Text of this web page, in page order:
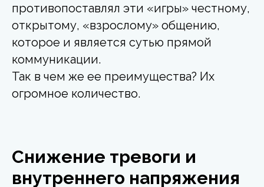
противопоставлял эти «игры» честному,
открытому, «взрослому» общению,
которое и является сутью прямой
коммуникации.
Так в чем же ее преимущества? Их
огромное количество.
Снижение тревоги и
внутреннего напряжения